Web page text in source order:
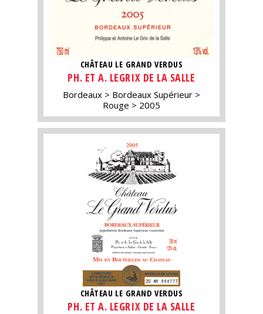
CHÂTEAU LE GRAND VERDUS
PH. ET A. LEGRIX DE LA SALLE
Bordeaux
Bordeaux Supérieur
Rouge
2005
CHÂTEAU LE GRAND VERDUS
PH. ET A. LEGRIX DE LA SALLE